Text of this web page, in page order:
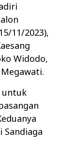
11/2023),
Widodo,
untuk
Sandiaga